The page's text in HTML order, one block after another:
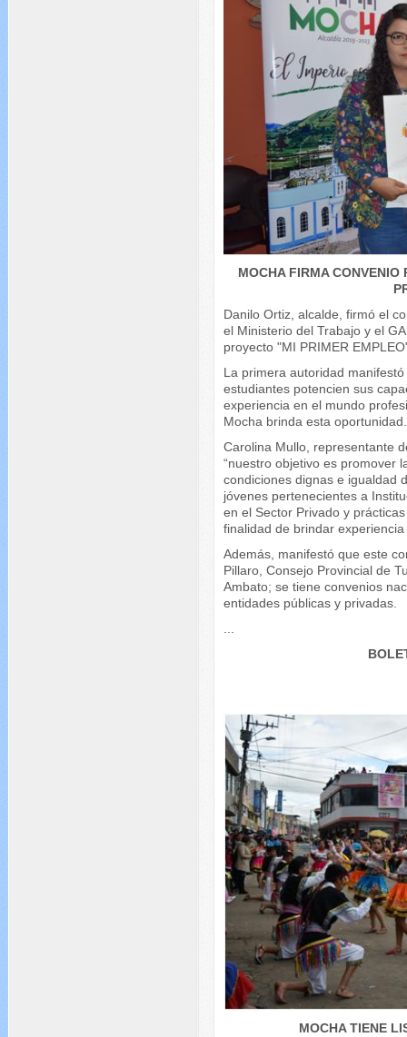
MOCHA FIRMA CONVENIO
Danilo Ortiz, alcalde, firmó el
el Ministerio del Trabajo y el
proyecto "MI PRIMER
La primera autoridad
estudiantes potencien sus
experiencia en el mundo
Mocha brinda esta oportunidad.
Carolina Mullo, representante
“nuestro objetivo es promover
condiciones dignas e igualdad
jóvenes pertenecientes a
en el Sector Privado y
finalidad de brindar
Además, manifestó que este
Pillaro, Consejo Provincial de
Ambato; se tiene convenios
entidades públicas y privadas.
MOCHA TIENE